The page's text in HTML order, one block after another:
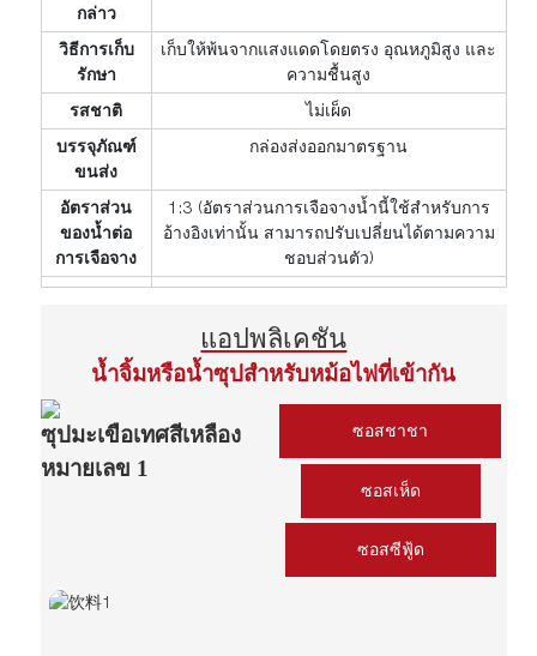
กล่าว
วิธีการเก็บ
รักษา
เก็บให้พ้นจากแสงแดดโดยตรง อุณหภูมิสูง และ
ความชื้นสูง
รสชาติ
ไม่เผ็ด
บรรจุภัณฑ์
ขนส่ง
กล่องส่งออกมาตรฐาน
อัตราส่วน
ของน้ำต่อ
การเจือจาง
1:3 (อัตราส่วนการเจือจางน้ำนี้ใช้สำหรับการ
อ้างอิงเท่านั้น สามารถปรับเปลี่ยนได้ตามความ
ชอบส่วนตัว)
แอปพลิเคชัน
น้ำจิ้มหรือน้ำซุปสำหรับหม้อไฟที่เข้ากัน
ซุปมะเขือเทศสีเหลือง
หมายเลข 1
ซอสชาชา
ซอสเห็ด
ซอสซีฟู้ด